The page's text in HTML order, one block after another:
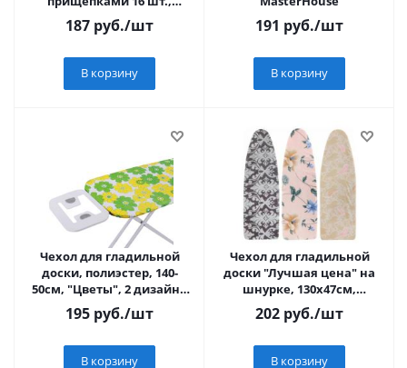
пластик, 3 цвета VETTA
187 руб./шт
В корзину
191 руб./шт
В корзину
Чехол для гладильной
доски, полиэстер, 140-
50см, "Цветы", 2 дизайна
VETTA
195 руб./шт
В корзину
Чехол для гладильной
доски "Лучшая цена" на
шнурке, 130х47см,
полиэстер, подкладка
иск.войлок VETTA
202 руб./шт
В корзину